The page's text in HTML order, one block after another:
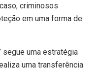
criminosos
em uma forma de
segue uma estratégia
uma transferência